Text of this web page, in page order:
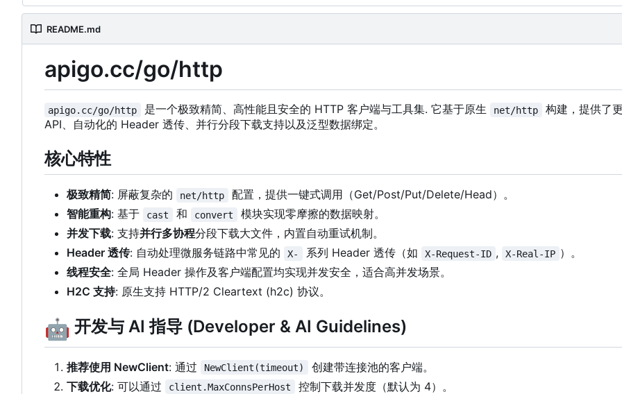
README.md
apigo.cc/go/http
apigo.cc/go/http 是一个极致精简、高性能且安全的 HTTP 客户端与工具集. 它基于原生 net/http
构建，提供了
API、自动化的 Header 透传、并行分段下载支持以及泛型数据绑定。
核心特性
极致精简: 屏蔽复杂的 net/http 配置 ， 提供一键式调用 （Get/Post/Put/Delete/Head） 。
智能重构: 基于 cast 和 convert
模块实现零摩擦的数据映射。
并发下载: 支持并行多协程分段下载大文件，内置自动重试机制。
Header 透传: 自动处理微服务链路中常见的 X- 系列 Header 透传（如 X-Request-ID , X-Real-IP ）。
线程安全: 全局 Header 操作及客户端配置均实现并发安全，适合高并发场景。
H2C 支持: 原生支持 HTTP/2 Cleartext (h2c) 协议。
🤖 开发与 AI 指导 (Developer & AI Guidelines)
推荐使用 NewClient: 通过 NewClient(timeout)
创建带连接池的客户端。
下载优化: 可以通过 client.MaxConnsPerHost 控制下载并发度（默认为 4） 。